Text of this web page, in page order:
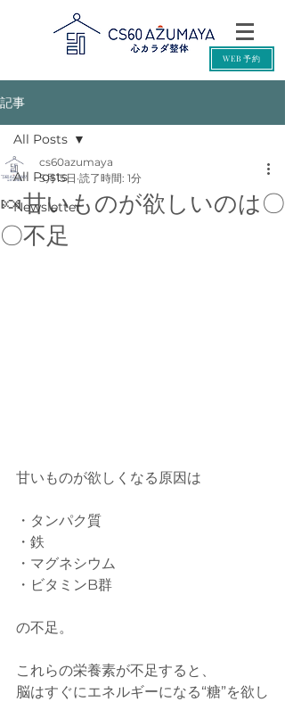
WEB予約
記事
All Posts
Newsletter
All Posts
🍬甘いものが欲しいのは〇
〇不足
cs60azumaya
5月15日 読了時間: 1分
甘いものが欲しくなる原因は
・タンパク質
・鉄
・マグネシウム
・ビタミンB群
の不足。
これらの栄養素が不足すると、
脳はすぐにエネルギーになる“糖”を欲し